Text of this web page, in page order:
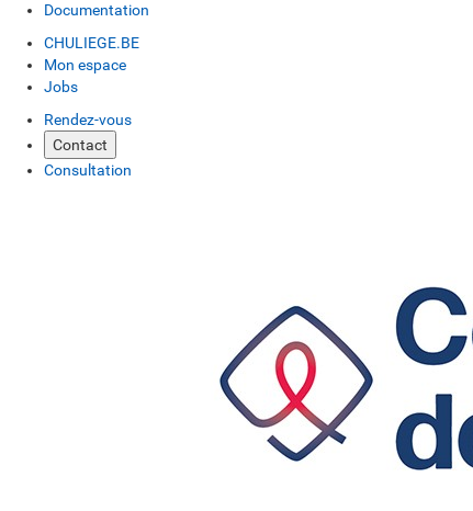
Documentation
CHULIEGE.BE
Mon espace
Jobs
Rendez-vous
Contact
Consultation